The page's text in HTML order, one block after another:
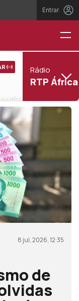
Entrar
Rádio
RTP África
8 jul, 2026, 12:35
de